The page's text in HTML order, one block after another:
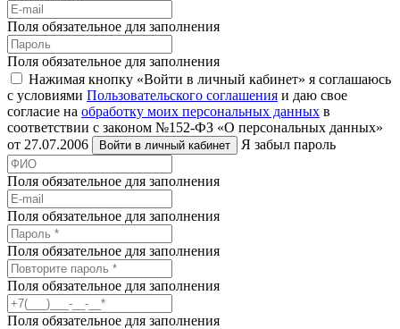
Поля обязательное для заполнения
Поля обязательное для заполнения
Нажимая кнопку «Войти в личный кабинет» я соглашаюсь
с условиями Пользовательского соглашения и даю свое
согласие на обработку моих персональных данных в
соответствии с законом №152-ФЗ «О персональных данных»
от 27.07.2006
Войти в личный кабинет Я забыл пароль
Поля обязательное для заполнения
Поля обязательное для заполнения
Поля обязательное для заполнения
Поля обязательное для заполнения
Поля обязательное для заполнения